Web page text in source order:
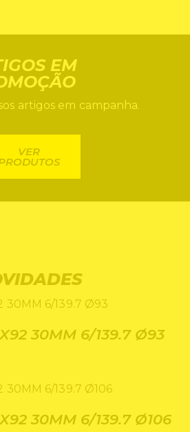
EM
artigos em campanha.
VER
30MM 6/139.7 Ø93
30MM 6/139.7 Ø106